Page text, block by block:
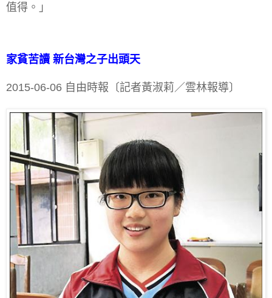
值得。」
家貧苦讀 新台灣之子出頭天
2015-06-06 自由時報〔記者黃淑莉／雲林報導〕